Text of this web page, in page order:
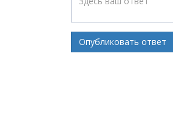
Опубликовать ответ